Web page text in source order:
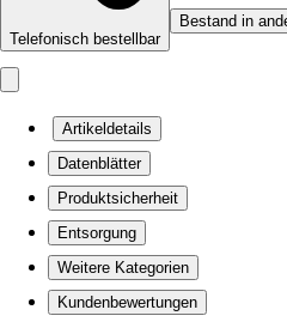
Telefonisch bestellbar
Bestand in
Artikeldetails
Datenblätter
Produktsicherheit
Entsorgung
Weitere Kategorien
Kundenbewertungen